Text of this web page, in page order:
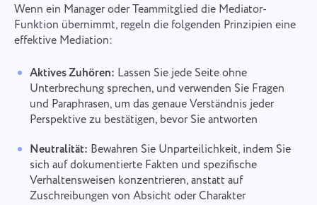
Wenn ein Manager oder Teammitglied die Mediator-
Funktion übernimmt, regeln die folgenden Prinzipien eine
effektive Mediation:
Aktives Zuhören: Lassen Sie jede Seite ohne
Unterbrechung sprechen, und verwenden Sie Fragen
und Paraphrasen, um das genaue Verständnis jeder
Perspektive zu bestätigen, bevor Sie antworten
Neutralität: Bewahren Sie Unparteilichkeit, indem Sie
sich auf dokumentierte Fakten und spezifische
Verhaltensweisen konzentrieren, anstatt auf
Zuschreibungen von Absicht oder Charakter